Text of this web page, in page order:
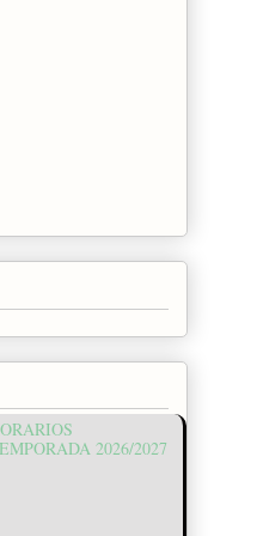
2026/2027